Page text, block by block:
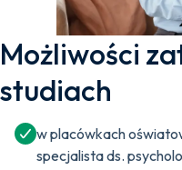
Możliwości
studiach
w placówkach
specjalista ds.